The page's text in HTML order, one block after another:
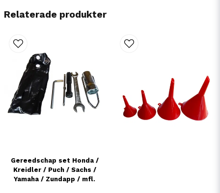
Relaterade produkter
Gereedschap set Honda /
Kreidler / Puch / Sachs /
Yamaha / Zundapp / mfl.